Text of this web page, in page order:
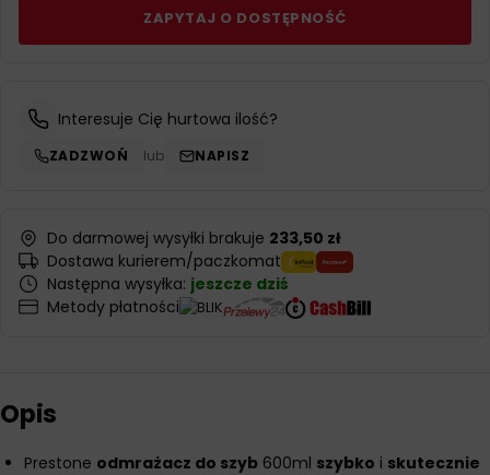
ZAPYTAJ O DOSTĘPNOŚĆ
Interesuje Cię hurtowa ilość?
ZADZWOŃ lub NAPISZ
Do darmowej wysyłki brakuje 233,50 zł
Dostawa kurierem/paczkomat
Następna wysyłka: jeszcze dziś
Metody płatności
Opis
Prestone odmrażacz do szyb 600ml szybko i skutecznie